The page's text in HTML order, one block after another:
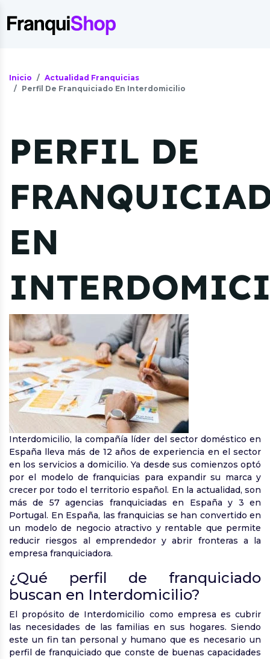
Inicio
Actualidad Franquicias
Perfil De Franquiciado En Interdomicilio
PERFIL DE
EN
Interdomicilio, la compañía líder del sector doméstico en
España lleva más de 12 años de experiencia en el sector
en los servicios a domicilio. Ya desde sus comienzos optó
por el modelo de franquicias para expandir su marca y
crecer por todo el territorio español. En la actualidad, son
más de 57 agencias franquiciadas en España y 3 en
Portugal. En España, las franquicias se han convertido en
un modelo de negocio atractivo y rentable que permite
reducir riesgos al emprendedor y abrir fronteras a la
empresa franquiciadora.
¿Qué perfil de franquiciado
buscan en Interdomicilio?
El propósito de Interdomicilio como empresa es cubrir
las necesidades de las familias en sus hogares. Siendo
este un fin tan personal y humano que es necesario un
perfil de franquiciado que conste de buenas capacidades